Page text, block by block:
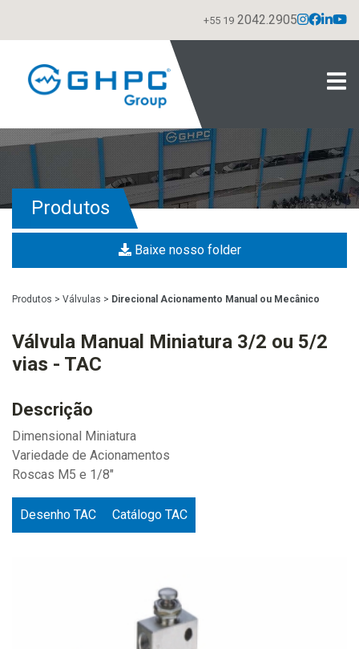
+55 19 2042.2905
Produtos
Baixe nosso folder
Produtos > Válvulas > Direcional Acionamento Manual ou Mecânico
Válvula Manual Miniatura 3/2 ou 5/2
vias - TAC
Descrição
Dimensional Miniatura
Variedade de Acionamentos
Roscas M5 e 1/8"
Desenho TAC Catálogo TAC